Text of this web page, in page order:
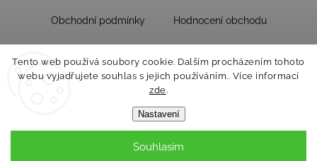
Tento web používá soubory cookie. Dalším procházením tohoto
webu vyjadřujete souhlas s jejich používáním.. Více informací
zde.
Nastavení
Souhlasím
Obchodní podmínky Hodnocení obchodu